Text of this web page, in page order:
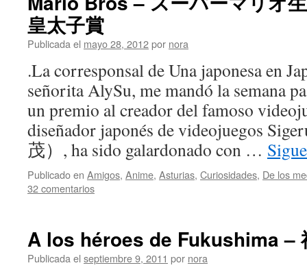
皇太子賞
Publicada el mayo 28, 2012por nora
.La corresponsal de Una japonesa en
señorita AlySu, me mandó la semana
un premio al creador del famoso
diseñador japonés de videojuegos
茂）, ha sido galardonado con …
Publicado en Amigos, Anime, Asturias, Curiosidades, De los
32 comentarios
A los héroes de Fukushima –
Publicada el septiembre 9, 2011 por nora